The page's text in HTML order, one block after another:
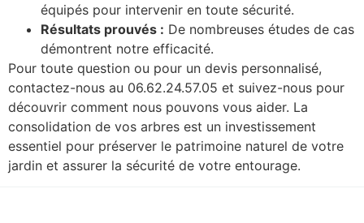
équipés pour intervenir en toute sécurité.
Résultats prouvés : De nombreuses études de cas
démontrent notre efficacité.
Pour toute question ou pour un devis personnalisé,
contactez-nous au 06.62.24.57.05 et suivez-nous pour
découvrir comment nous pouvons vous aider. La
consolidation de vos arbres est un investissement
essentiel pour préserver le patrimoine naturel de votre
jardin et assurer la sécurité de votre entourage.